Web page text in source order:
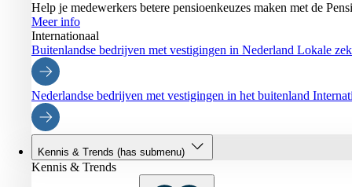
Help je medewerkers betere pensioenkeuzes maken met de
Meer info
Internationaal
Buitenlandse bedrijven met vestigingen in Nederland Lokale
Nederlandse bedrijven met vestigingen in het buitenland
Kennis & Trends (has submenu)
Kennis & Trends